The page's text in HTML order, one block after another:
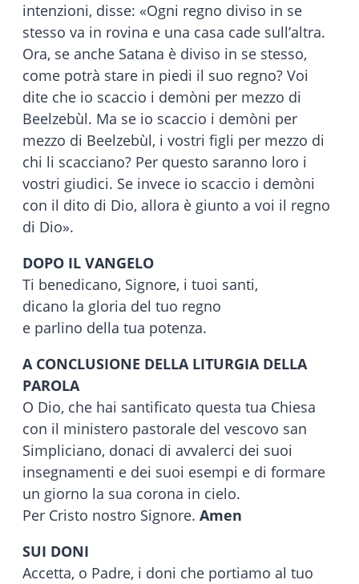
intenzioni, disse: «Ogni regno diviso in se
stesso va in rovina e una casa cade sull’altra.
Ora, se anche Satana è diviso in se stesso,
come potrà stare in piedi il suo regno? Voi
dite che io scaccio i demòni per mezzo di
Beelzebùl. Ma se io scaccio i demòni per
mezzo di Beelzebùl, i vostri figli per mezzo di
chi li scacciano? Per questo saranno loro i
vostri giudici. Se invece io scaccio i demòni
con il dito di Dio, allora è giunto a voi il regno
di Dio».
DOPO IL VANGELO
Ti benedicano, Signore, i tuoi santi,
dicano la gloria del tuo regno
e parlino della tua potenza.
A CONCLUSIONE DELLA LITURGIA DELLA
PAROLA
O Dio, che hai santificato questa tua Chiesa
con il ministero pastorale del vescovo san
Simpliciano, donaci di avvalerci dei suoi
insegnamenti e dei suoi esempi e di formare
un giorno la sua corona in cielo.
Per Cristo nostro Signore. Amen
SUI DONI
Accetta, o Padre, i doni che portiamo al tuo